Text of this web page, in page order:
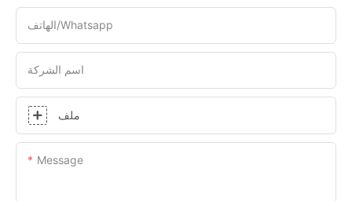
الهاتف/whatsapp
اسم الشركة
ملف
Message